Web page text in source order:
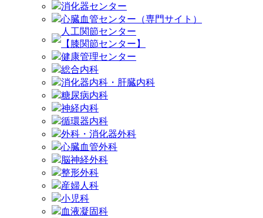
消化器センター
心臓血管センター（専門サイト）
人工関節センター
【膝関節センター】
健康管理センター
総合内科
消化器内科・肝臓内科
糖尿病内科
神経内科
循環器内科
外科・消化器外科
心臓血管外科
脳神経外科
整形外科
産婦人科
小児科
血液凝固科